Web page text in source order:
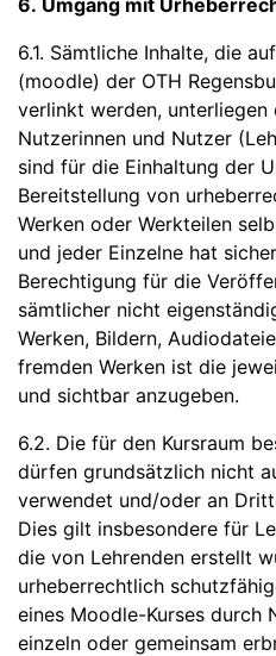
6. Umgang mit
6.1. Sämtliche Inhalte, die
(moodle) der OTH
verlinkt werden, unterliegen
Nutzerinnen und Nutzer
sind für die Einhaltung der
Bereitstellung von
Werken oder Werkteilen
und jeder Einzelne hat
Berechtigung für die
sämtlicher nicht
Werken, Bildern,
fremden Werken ist die
und sichtbar anzugeben.
6.2. Die für den Kursraum
dürfen grundsätzlich nicht
verwendet und/oder an
Dies gilt insbesondere für
die von Lehrenden erstellt
urheberrechtlich
eines Moodle-Kurses durch
einzeln oder gemeinsam